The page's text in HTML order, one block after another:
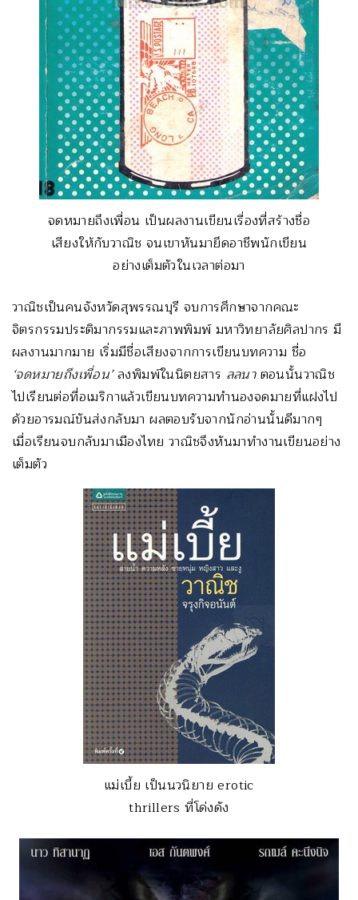
จดหมายถึงเพื่อน เป็นผลงานเขียนเรื่องที่สร้างชื่อ
เสียงให้กับวาณิช จนเขาหันมายึดอาชีพนักเขียน
อย่างเต็มตัวในเวลาต่อมา
วาณิชเป็นคนจังหวัดสุพรรณบุรี จบการศึกษาจากคณะ
จิตรกรรมประติมากรรมและภาพพิมพ์ มหาวิทยาลัยศิลปากร มี
ผลงานมากมาย เริ่มมีชื่อเสียงจากการเขียนบทความ ชื่อ
‘จดหมายถึงเพื่อน’ลงพิมพ์ในนิตยสาร ลลนาตอนนั้นวาณิช
ไปเรียนต่อที่อเมริกาแล้วเขียนบทความทำนองจดมายที่แฝงไป
ด้วยอารมณ์ขันส่งกลับมา ผลตอบรับจากนักอ่านนั้นดีมากๆ
เมื่อเรียนจบกลับมาเมืองไทย วาณิชจึงหันมาทำงานเขียนอย่าง
เต็มตัว
แม่เบี้ย เป็นนวนิยาย erotic
thrillers ที่โด่งดัง